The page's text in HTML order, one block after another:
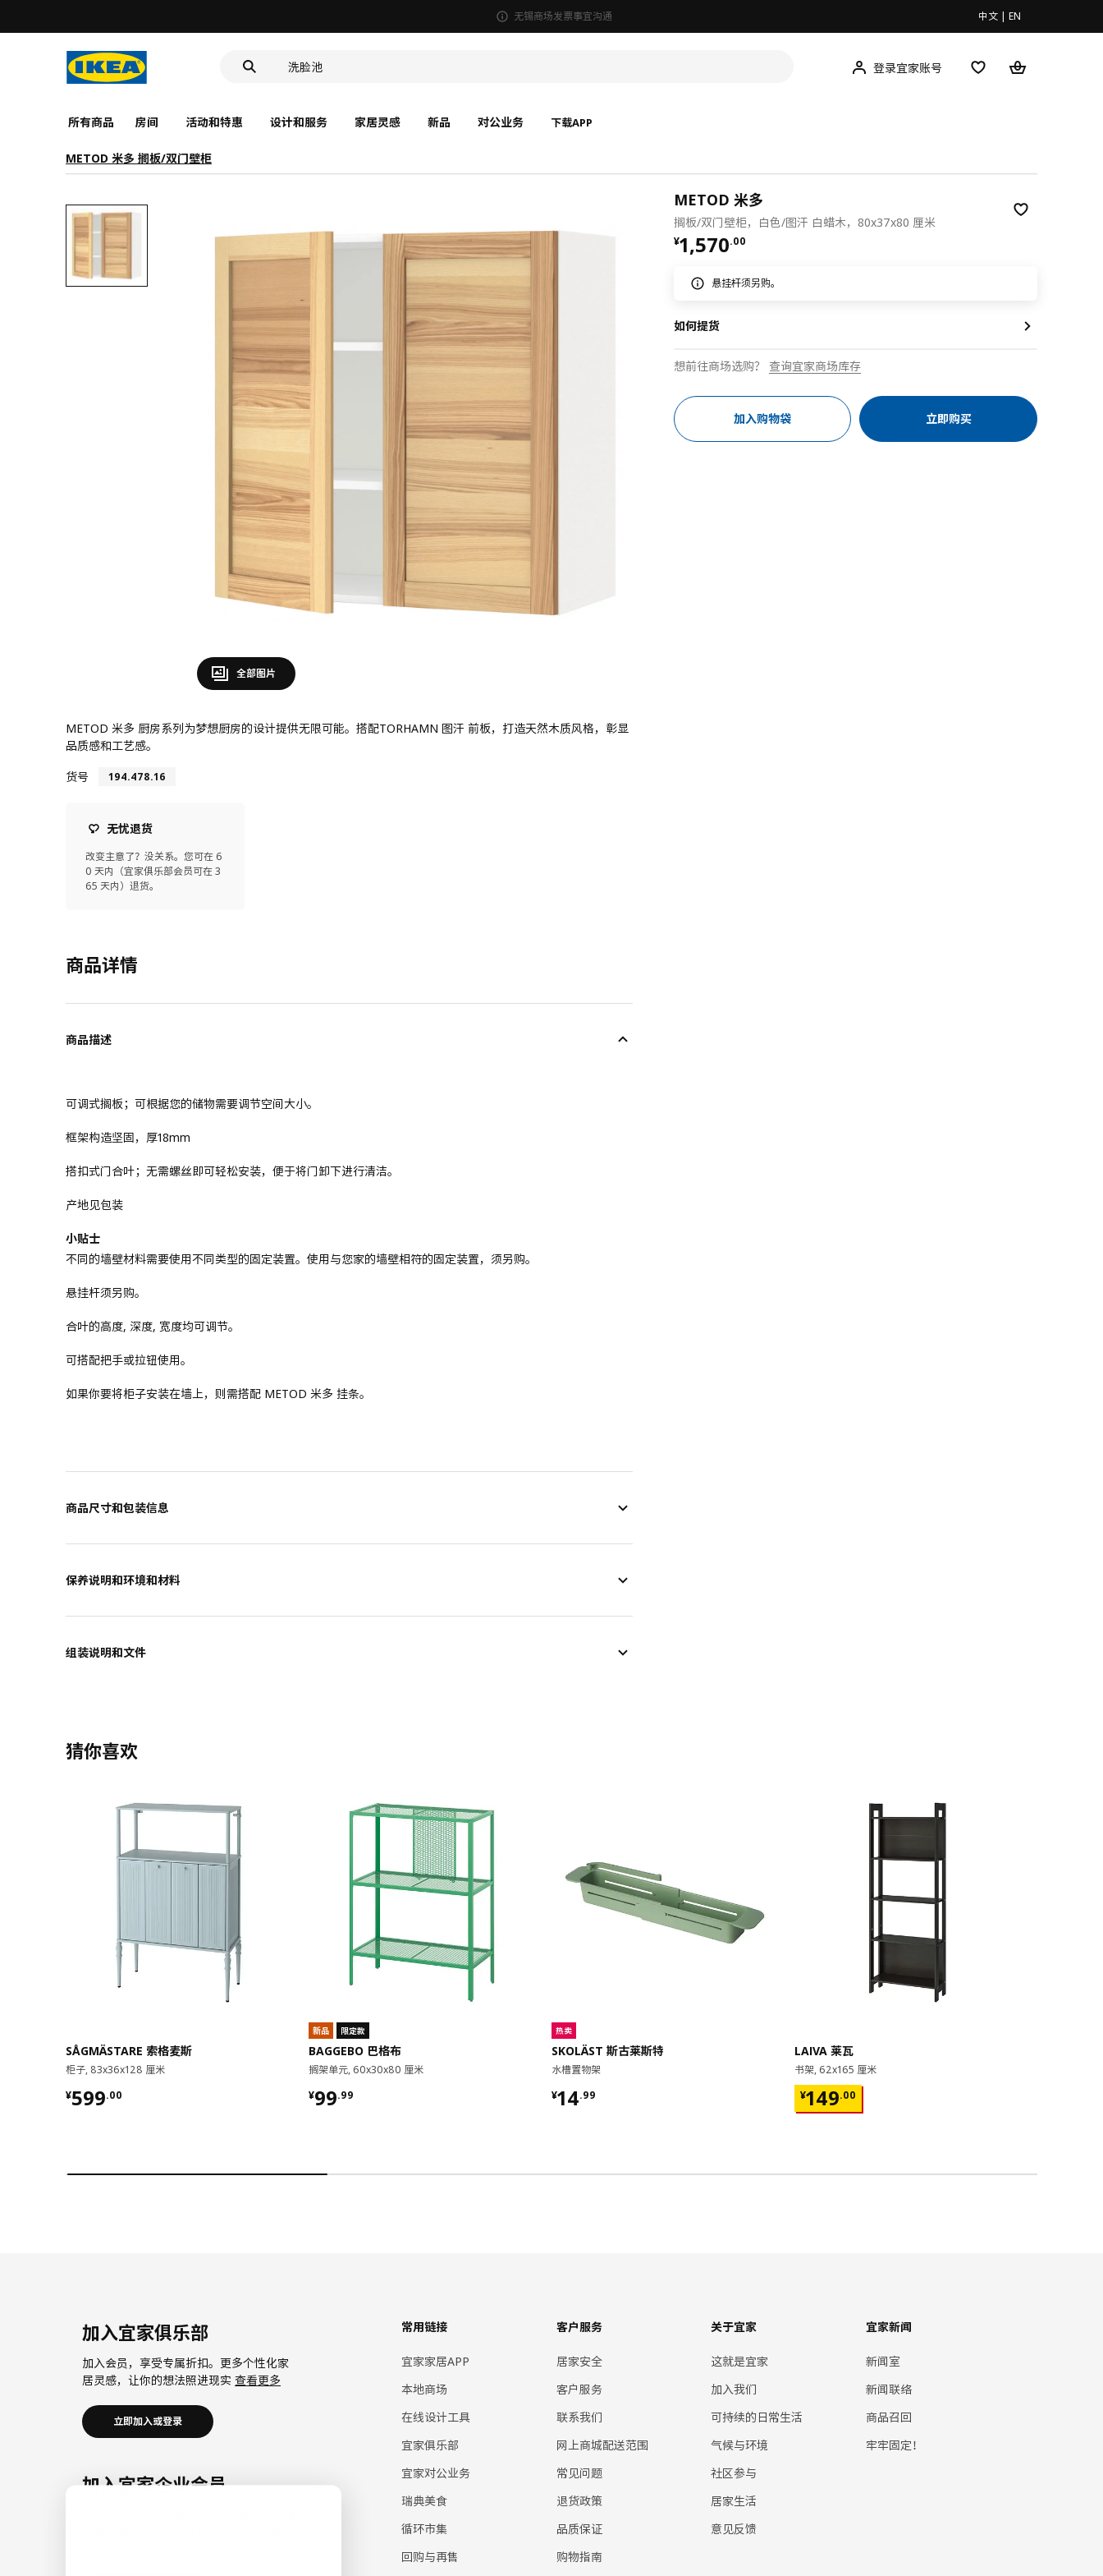
无锡商场发票事宜沟通 中文 | EN
洗脸池
食品盒
登录宜家账号
所有商品 房间 活动和特惠 设计和服务 家居灵感 新品 对公业务 下载APP
METOD 米多 搁板/双门壁柜
全部图片
METOD 米多 厨房系列为梦想厨房的设计提供无限可能。搭配TORHAMN 图汗 前板，打造天然木质风格，彰显
品质感和工艺感。
货号
194.478.16
无忧退货
改变主意了？没关系。您可在 6
0 天内（宜家俱乐部会员可在 3
65 天内）退货。
商品详情
商品描述
可调式搁板；可根据您的储物需要调节空间大小。
框架构造坚固，厚18mm
搭扣式门合叶；无需螺丝即可轻松安装，便于将门卸下进行清洁。
产地见包装
小贴士
不同的墙壁材料需要使用不同类型的固定装置。使用与您家的墙壁相符的固定装置，须另购。
悬挂杆须另购。
合叶的高度, 深度, 宽度均可调节。
可搭配把手或拉钮使用。
如果你要将柜子安装在墙上，则需搭配 METOD 米多 挂条。
商品尺寸和包装信息
保养说明和环境和材料
组装说明和文件
METOD 米多
搁板/双门壁柜，白色/图汗 白蜡木，80x37x80 厘米
¥1,570.00
¥ 1570.00
悬挂杆须另购。
如何提货
想前往商场选购？ 查询宜家商场库存
加入购物袋 立即购买
猜你喜欢
SÅGMÄSTARE 索格麦斯
柜子, 83x36x128 厘米
¥599.00
¥ 599.00
新品 限定款
BAGGEBO 巴格布
搁架单元, 60x30x80 厘米
¥99.99
¥ 99.99
热卖
SKOLÄST 斯古莱斯特
水槽置物架
¥14.99
¥ 14.99
LAIVA 莱瓦
书架, 62x165 厘米
¥149.00
¥ 149.00
加入宜家俱乐部
加入会员，享受专属折扣。更多个性化家
居灵感，让你的想法照进现实 查看更多
立即加入或登录
加入宜家企业会员
常用链接
宜家家居APP
本地商场
在线设计工具
宜家俱乐部
宜家对公业务
瑞典美食
循环市集
回购与再售
客户服务
居家安全
客户服务
联系我们
网上商城配送范围
常见问题
退货政策
品质保证
购物指南
关于宜家
这就是宜家
加入我们
可持续的日常生活
气候与环境
社区参与
居家生活
意见反馈
宜家新闻
新闻室
新闻联络
商品召回
牢牢固定！